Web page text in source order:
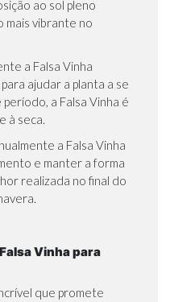
ao sol pleno
mais vibrante no
a Falsa Vinha
ajudar a planta a se
a Falsa Vinha é
à seca.
a Falsa Vinha
e manter a forma
realizada no final do
Vinha para
que promete